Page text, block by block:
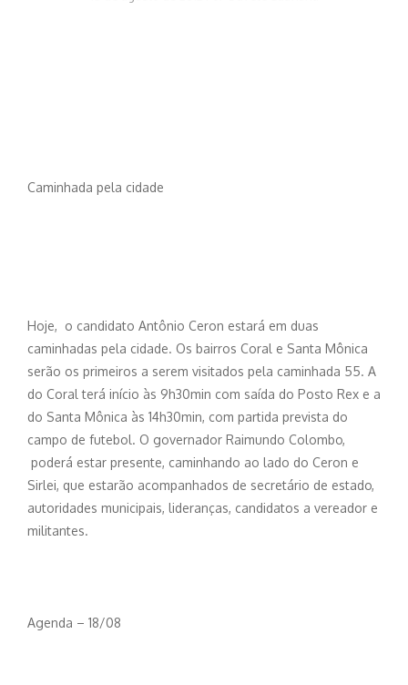
Caminhada pela cidade
Hoje, o candidato Antônio Ceron estará em duas
caminhadas pela cidade. Os bairros Coral e Santa Mônica
serão os primeiros a serem visitados pela caminhada 55. A
do Coral terá início às 9h30min com saída do Posto Rex e a
do Santa Mônica às 14h30min, com partida prevista do
campo de futebol. O governador Raimundo Colombo,
poderá estar presente, caminhando ao lado do Ceron e
Sirlei, que estarão acompanhados de secretário de estado,
autoridades municipais, lideranças, candidatos a vereador e
militantes.
Agenda – 18/08